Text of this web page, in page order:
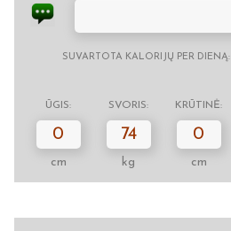
SUVARTOTA KALORIJŲ PER DIENĄ:
ŪGIS: SVORIS: KRŪTINĖ:
0
cm
74
kg
0
cm